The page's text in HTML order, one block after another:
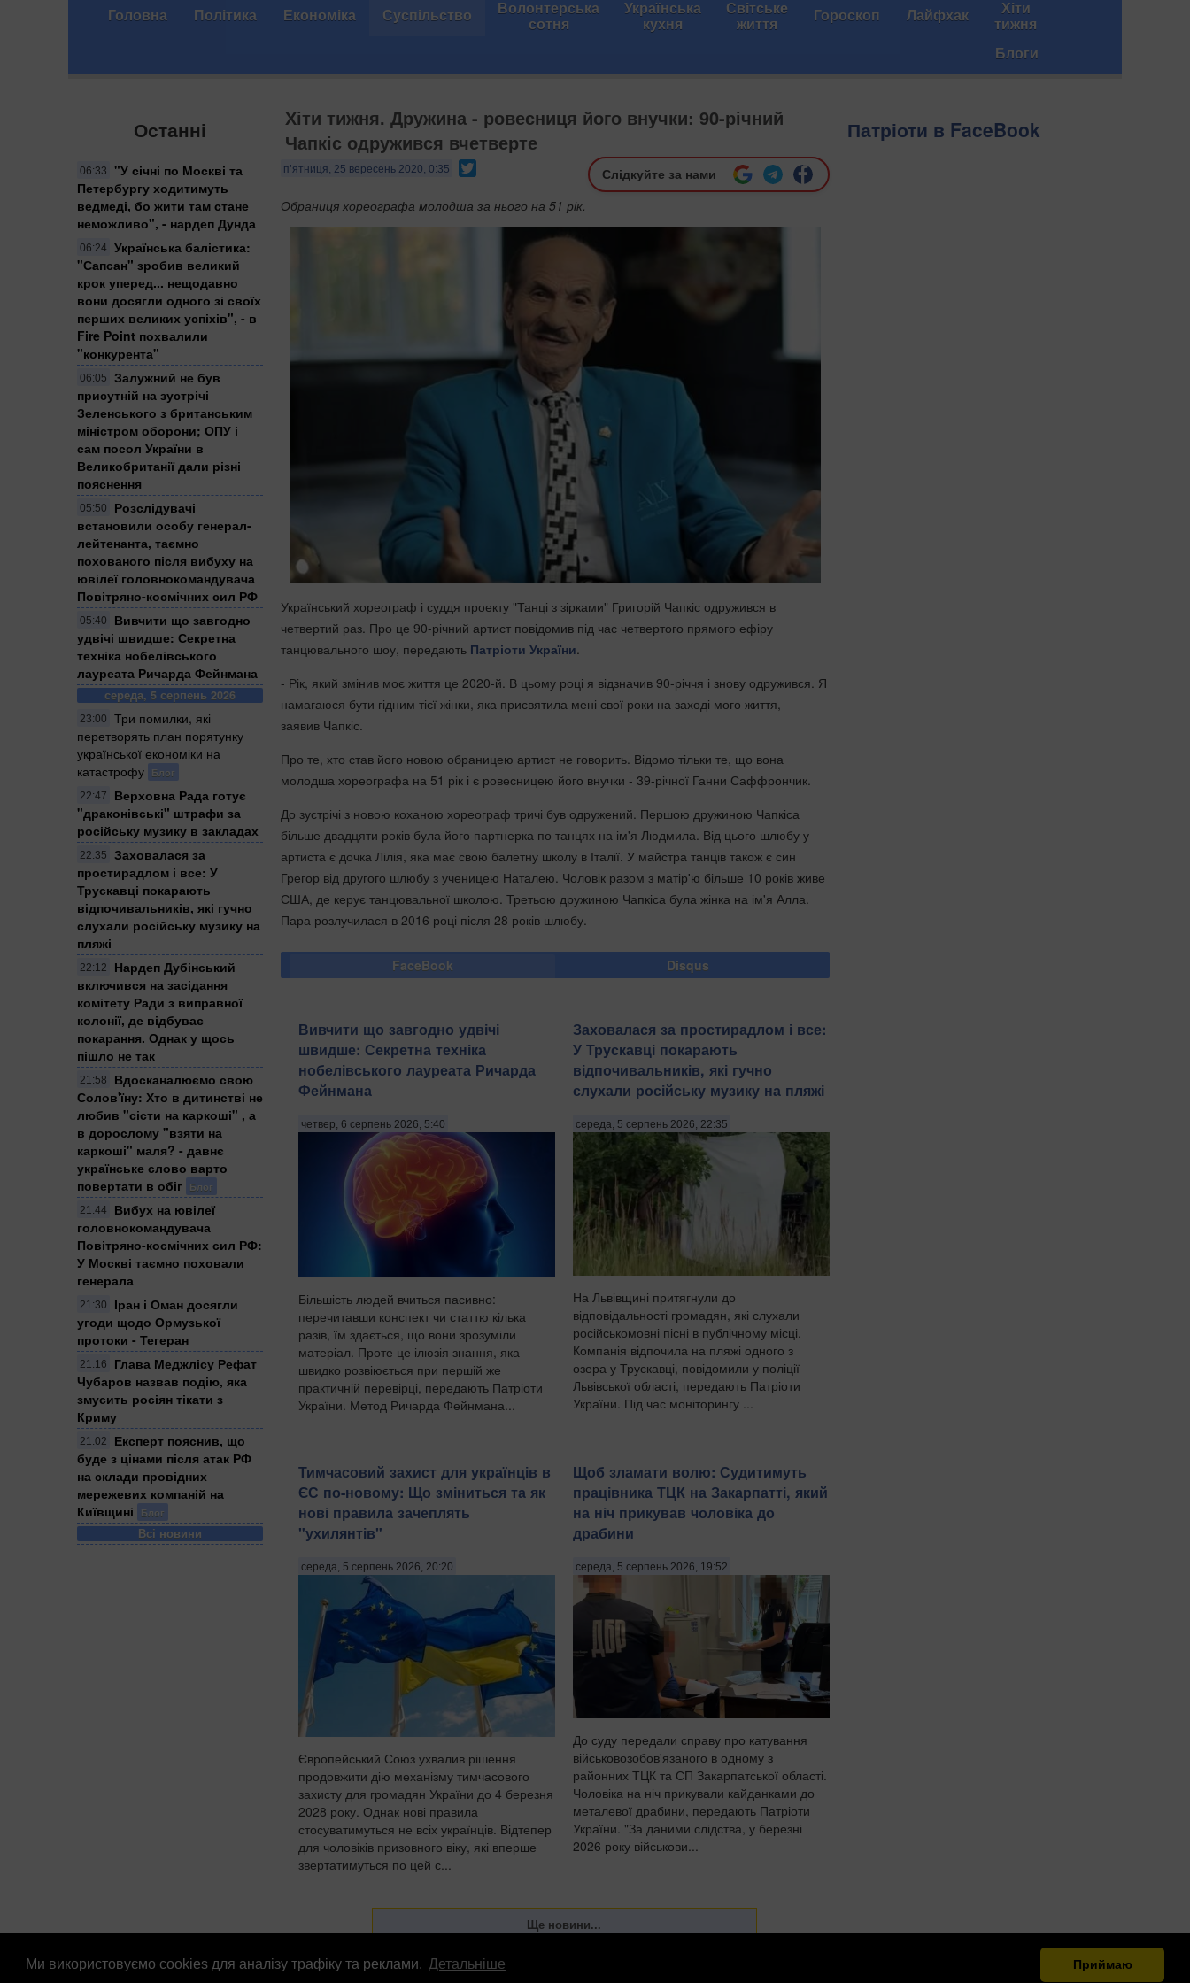
Ми використовуємо cookies для аналізу трафіку та реклами. Детальніше Приймаю
Головна Політика Економіка Суспільство Волонтерська
сотня
Українська
кухня
Світське
життя Гороскоп Лайфхак Хіти
тижня
Блоги
Останні
06:33
"У січні по Москві та
Петербургу ходитимуть
ведмеді, бо жити там стане
неможливо", - нардеп Дунда
06:24
​Українська балістика:
"Сапсан" зробив великий
крок уперед... нещодавно
вони досягли одного зі своїх
перших великих успіхів", - в
Fire Point похвалили
"конкурента"
06:05
Залужний не був
присутній на зустрічі
Зеленського з британським
міністром оборони; ОПУ і
сам посол України в
Великобританії дали різні
пояснення
05:50
Розслідувачі
встановили особу генерал-
лейтенанта, таємно
похованого після вибуху на
ювілеї головнокомандувача
Повітряно-космічних сил РФ
05:40
Вивчити що завгодно
удвічі швидше: Секретна
техніка нобелівського
лауреата Ричарда Фейнмана
середа, 5 серпень 2026
23:00
Три помилки, які
перетворять план порятунку
української економіки на
катастрофу Блог
22:47
Верховна Рада готує
"драконівські" штрафи за
російську музику в закладах
22:35
Заховалася за
простирадлом і все: У
Трускавці покарають
відпочивальників, які гучно
слухали російську музику на
пляжі
22:12
Нардеп Дубінський
включився на засідання
комітету Ради з виправної
колонії, де відбуває
покарання. Однак у щось
пішло не так
21:58
Вдосканалюємо свою
Солов'їну: Хто в дитинстві не
любив "сісти на каркоші" , а
в дорослому "взяти на
каркоші" маля? - давнє
українське слово варто
повертати в обіг Блог
21:44
Вибух на ювілеї
головнокомандувача
Повітряно-космічних сил РФ:
У Москві таємно поховали
генерала
21:30
Іран і Оман досягли
угоди щодо Ормузької
протоки - Тегеран
21:16
Глава Меджлісу Рефат
Чубаров назвав подію, яка
змусить росіян тікати з
Криму
21:02
Експерт пояснив, що
буде з цінами після атак РФ
на склади провідних
мережевих компаній на
Київщині
Блог
Всі новини
Хіти тижня. Дружина - ровесниця його внучки: 90-річний
Чапкіс одружився вчетверте
п’ятниця, 25 вересень 2020, 0:35 Слідкуйте за нами
Обраниця хореографа молодша за нього на 51 рік.
Український хореограф і суддя проекту "Танці з зірками" Григорій Чапкіс одружився в
четвертий раз. Про це 90-річний артист повідомив під час четвертого прямого ефіру
танцювального шоу, передають Патріоти України
- Рік, який змінив моє життя це 2020-й. В цьому році я відзначив 90-річчя і знову одружився. Я
намагаюся бути гідним тієї жінки, яка присвятила мені свої роки на заході мого життя, -
заявив Чапкіс.
Про те, хто став його новою обраницею артист не говорить. Відомо тільки те, що вона
молодша хореографа на 51 рік і є ровесницею його внучки - 39-річної Ганни Саффрончик.
До зустрічі з новою коханою хореограф тричі був одружений. Першою дружиною Чапкіса
більше двадцяти років була його партнерка по танцях на ім'я Людмила. Від цього шлюбу у
артиста є дочка Лілія, яка має свою балетну школу в Італії. У майстра танців також є син
Грегор від другого шлюбу з ученицею Наталею. Чоловік разом з матір'ю більше 10 років живе
США, де керує танцювальної школою. Третьою дружиною Чапкіса була жінка на ім'я Алла.
Пара розлучилася в 2016 році після 28 років шлюбу.
FaceBook Disqus
Вивчити що завгодно удвічі
швидше: Секретна техніка
нобелівського лауреата Ричарда
Фейнмана
четвер, 6 серпень 2026, 5:40
Більшість людей вчиться пасивно:
перечитавши конспект чи статтю кілька
разів, їм здається, що вони зрозуміли
матеріал. Проте це ілюзія знання, яка
швидко розвіюється при першій же
практичній перевірці, передають Патріоти
України. Метод Ричарда Фейнмана...
Заховалася за простирадлом і все:
У Трускавці покарають
відпочивальників, які гучно
слухали російську музику на пляжі
середа, 5 серпень 2026, 22:35
На Львівщині притягнули до
відповідальності громадян, які слухали
російськомовні пісні в публічному місці.
Компанія відпочила на пляжі одного з
озера у Трускавці, повідомили у поліції
Львівської області, передають Патріоти
України. Під час моніторингу ...
Тимчасовий захист для українців в
ЄС по-новому: Що зміниться та як
нові правила зачеплять
"ухилянтів"
середа, 5 серпень 2026, 20:20
Європейський Союз ухвалив рішення
продовжити дію механізму тимчасового
захисту для громадян України до 4 березня
2028 року. Однак нові правила
стосуватимуться не всіх українців. Відтепер
для чоловіків призовного віку, які вперше
звертатимуться по цей с...
Щоб зламати волю: Судитимуть
працівника ТЦК на Закарпатті, який
на ніч прикував чоловіка до
драбини
середа, 5 серпень 2026, 19:52
До суду передали справу про катування
військовозобов'язаного в одному з
районних ТЦК та СП Закарпатської області.
Чоловіка на ніч прикували кайданками до
металевої драбини, передають Патріоти
України. "За даними слідства, у березні
2026 року військови...
Патріоти в FaceBook
© Патріоти України 2026 Правова інформація